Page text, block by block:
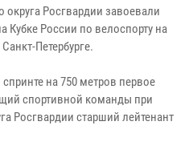
Росгвардии завоевали
России по велоспорту на
Петербурге.
на 750 метров первое
спортивной команды при
Росгвардии старший лейтенант